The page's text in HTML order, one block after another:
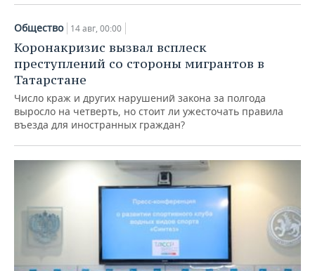
Общество 14 авг, 00:00
Коронакризис вызвал всплеск
преступлений со стороны мигрантов в
Татарстане
Число краж и других нарушений закона за полгода
выросло на четверть, но стоит ли ужесточать правила
въезда для иностранных граждан?